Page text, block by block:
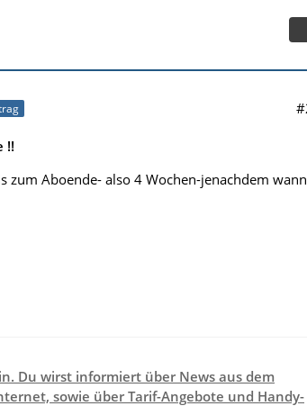
!!
Aboende- also 4 Wochen-jenachdem wann
Du wirst informiert über News aus dem
sowie über Tarif-Angebote und Handy-